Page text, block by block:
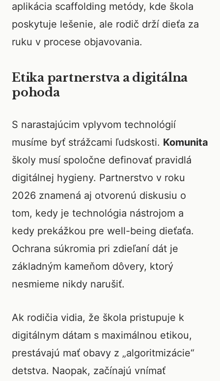
aplikácia scaffolding metódy, kde škola
poskytuje lešenie, ale rodič drží dieťa za
ruku v procese objavovania.
Etika partnerstva a digitálna
pohoda
S narastajúcim vplyvom technológií
musíme byť strážcami ľudskosti. Komunita
školy musí spoločne definovať pravidlá
digitálnej hygieny. Partnerstvo v roku
2026 znamená aj otvorenú diskusiu o
tom, kedy je technológia nástrojom a
kedy prekážkou pre well-being dieťaťa.
Ochrana súkromia pri zdieľaní dát je
základným kameňom dôvery, ktorý
nesmieme nikdy narušiť.
Ak rodičia vidia, že škola pristupuje k
digitálnym dátam s maximálnou etikou,
prestávajú mať obavy z „algoritmizácie“
detstva. Naopak, začínajú vnímať